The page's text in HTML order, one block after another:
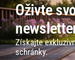
Oživte
Získajte
schránky.